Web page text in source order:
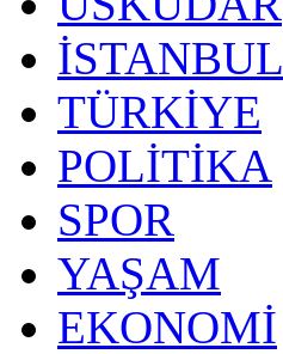
İSTANBUL
TÜRKİYE
POLİTİKA
SPOR
YAŞAM
EKONOMİ